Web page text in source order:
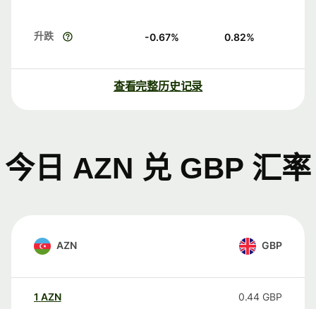
升跌 -0.67% 0.82%
查看完整历史记录
今日 AZN 兑 GBP 汇率
AZN GBP
1 AZN 0.44 GBP